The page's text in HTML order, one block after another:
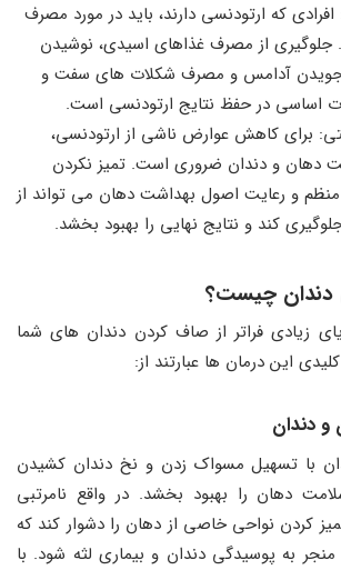
که ارتودنسی دارند، باید در مورد مصرف
جلوگیری از مصرف غذاهای اسیدی، نوشیدن
جویدن آدامس و مصرف شکلات ‌های سفت و
اساسی در حفظ نتایج ارتودنسی است.
برای کاهش عوارض ناشی از ارتودنسی،
دهان و دندان ضروری است. تمیز نکردن
و رعایت اصول بهداشت دهان می ‌تواند از
کند و نتایج نهایی را بهبود بخشد.
دندان چیست؟
زیادی فراتر از صاف کردن دندان های شما
این درمان ها عبارتند از:
دندان
با تسهیل مسواک زدن و نخ دندان کشیدن
دهان را بهبود بخشد. در واقع نامرتبی
کردن نواحی خاصی از دهان را دشوار کند که
به پوسیدگی دندان و بیماری لثه شود. با